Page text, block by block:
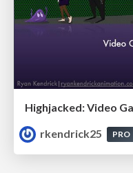
Highjacked: Video
rkendrick25
PRO